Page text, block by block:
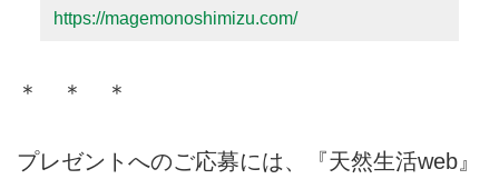
https://magemonoshimizu.com/
＊ ＊ ＊
プレゼントへのご応募には、『天然生活web』